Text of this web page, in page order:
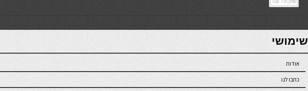
7slots
seriöse online casinos österreich
שימושי
אודות
כתבו לנו